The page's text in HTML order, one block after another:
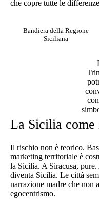
che copre tutte le
Bandiera della Regione
Siciliana
La Sicilia come
Il rischio non è teorico.
marketing territoriale è
la Sicilia. A Siracusa,
diventa Sicilia. Le città
narrazione madre che non
egocentrismo.